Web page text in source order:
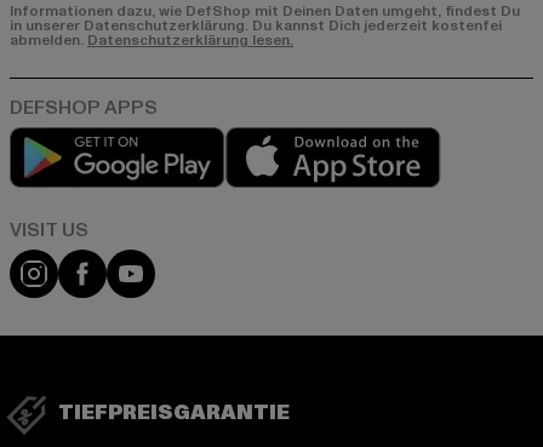
Informationen dazu, wie DefShop mit Deinen Daten umgeht, findest Du
in unserer Datenschutzerklärung. Du kannst Dich jederzeit kostenfei
abmelden. Datenschutzerklärung lesen.
Play market
Visit our Instagram page:
Visit our Facebook page:
Visit our YouTube channel:
TIEFPREISGARANTIE